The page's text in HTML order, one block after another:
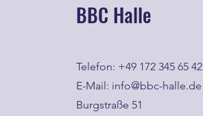
BBC Halle
Telefon: +49 172 345 65 42
E-Mail: info@bbc-halle.de
Burgstraße 51